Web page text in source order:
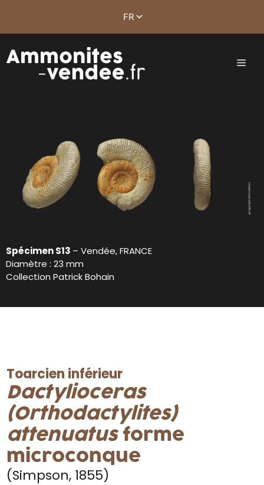
Spécimen S13 – Vendée, FRANCE
Diamètre : 23 mm
Collection Patrick Bohain
Toarcien inférieur
Dactylioceras
(Orthodactylites)
attenuatusforme
microconque
(Simpson, 1855)